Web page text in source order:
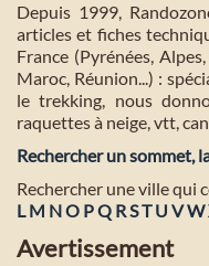
Depuis 1999,
articles et fiches
France (Pyrénées,
Maroc, Réunion...) :
le trekking, nous
raquettes à neige, vtt,
Rechercher un sommet,
Rechercher une ville qui
L M NO PQ RST U VW
Avertissement